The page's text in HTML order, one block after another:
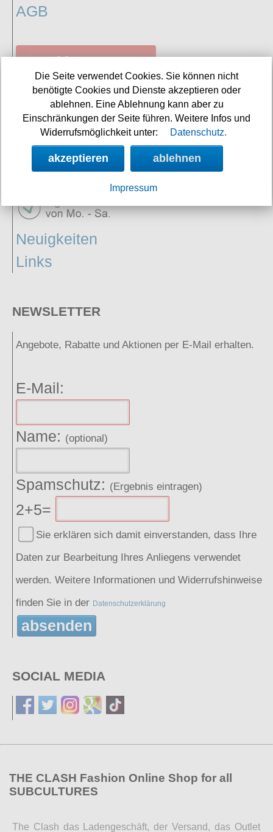
AGB
Vertrag
widerrufen
SERVICE
Neuigkeiten
Links
NEWSLETTER
Angebote, Rabatte und Aktionen per E-Mail erhalten.
E-Mail:
Name: (optional)
Spamschutz: (Ergebnis eintragen)
2+5=
Sie erklären sich damit einverstanden, dass Ihre
Daten zur Bearbeitung Ihres Anliegens verwendet
werden. Weitere Informationen und Widerrufshinweise
finden Sie in der Datenschutzerklärung
absenden
SOCIAL MEDIA
THE CLASH Fashion Online Shop for all
SUBCULTURES
The Clash das Ladengeschäft, der Versand, das Outlet
Die Seite verwendet Cookies. Sie können nicht
benötigte Cookies und Dienste akzeptieren oder
ablehnen. Eine Ablehnung kann aber zu
Einschränkungen der Seite führen. Weitere Infos und
Widerrufsmöglichkeit unter:
Datenschutz.
akzeptieren ablehnen
Impressum